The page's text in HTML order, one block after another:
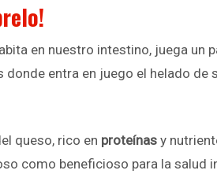
en nuestro intestino, juega un
entra en juego el helado
queso, rico en proteínas y
como beneficioso para la salud